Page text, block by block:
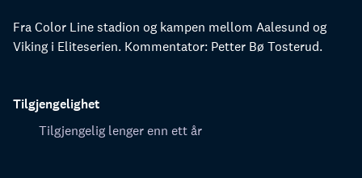
Fra Color Line stadion og kampen mellom Aalesund og
Viking i Eliteserien. Kommentator: Petter Bø Tosterud.
Tilgjengelighet
Tilgjengelig lenger enn ett år